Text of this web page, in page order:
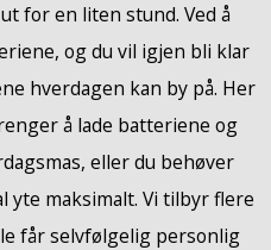
for en liten stund. Ved å
og du vil igjen bli klar
hverdagen kan by på. Her
å lade batteriene og
eller du behøver
yte maksimalt. Vi tilbyr flere
får selvfølgelig personlig